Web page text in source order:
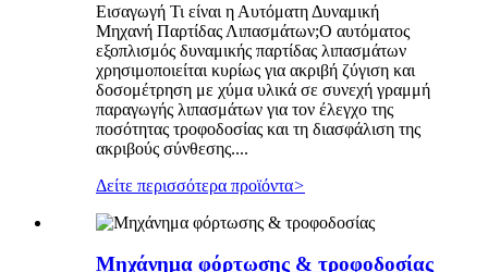
Εισαγωγή Τι είναι η Αυτόματη Δυναμική
Μηχανή Παρτίδας Λιπασμάτων;Ο αυτόματος
εξοπλισμός δυναμικής παρτίδας λιπασμάτων
χρησιμοποιείται κυρίως για ακριβή ζύγιση και
δοσομέτρηση με χύμα υλικά σε συνεχή γραμμή
παραγωγής λιπασμάτων για τον έλεγχο της
ποσότητας τροφοδοσίας και τη διασφάλιση της
ακριβούς σύνθεσης....
Δείτε περισσότερα προϊόντα>
Μηχάνημα φόρτωσης & τροφοδοσίας